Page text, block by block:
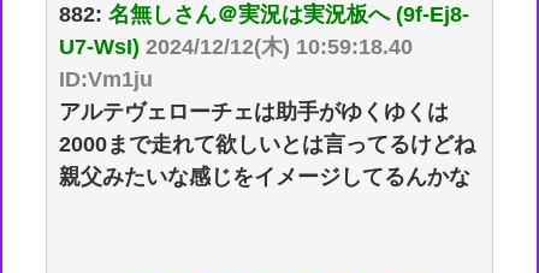
882:名無しさん＠実況は実況板へ (9f-Ej8-
U7-WsI) 2024/12/12(木) 10:59:18.40
ID:Vm1ju
アルテヴェローチェは助手がゆくゆくは
2000まで走れて欲しいとは言ってるけどね
親父みたいな感じをイメージしてるんかな